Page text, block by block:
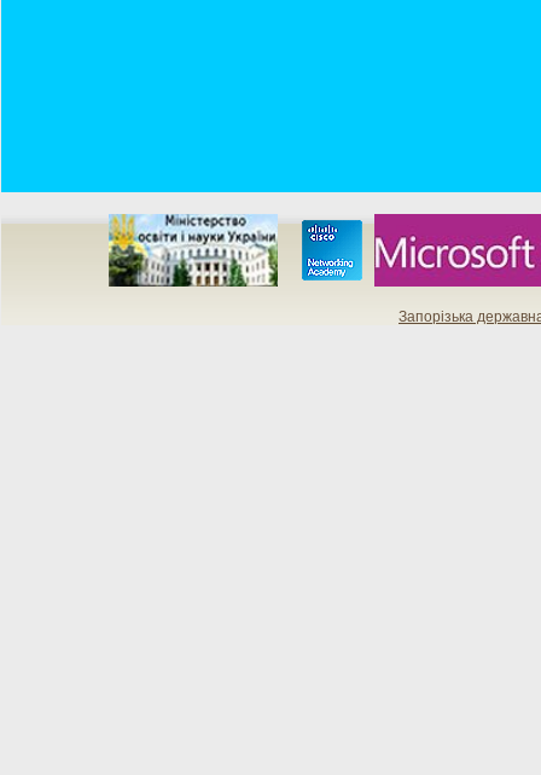
Запорізька